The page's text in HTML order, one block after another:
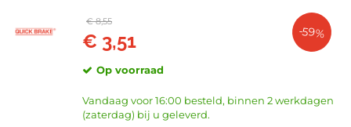
€ 8,55
€ 3,51 -59%
Op voorraad
Vandaag voor 16:00 besteld, binnen 2 werkdagen
(zaterdag) bij u geleverd.